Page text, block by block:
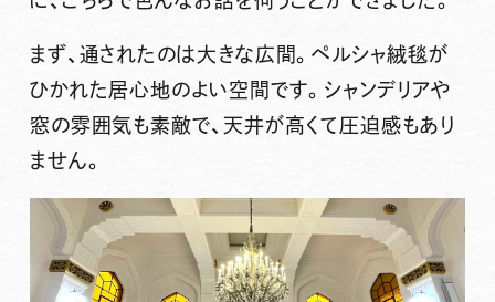
まず、通されたのは大きな広間。ペルシャ絨毯が
ひかれた居心地のよい空間です。シャンデリアや
窓の雰囲気も素敵で、天井が高くて圧迫感もあり
ません。